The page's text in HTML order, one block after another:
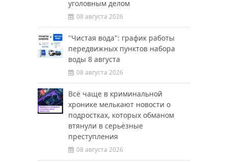
уголовным делом
08 августа 2026
"Чистая вода": график работы
передвижных пунктов набора
воды 8 августа
08 августа 2026
Всё чаще в криминальной
хронике мелькают новости о
подростках, которых обманом
втянули в серьёзные
преступления
08 августа 2026